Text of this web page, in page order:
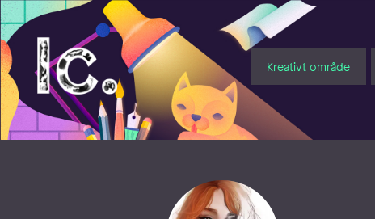
Illustratörcentrum
Kreativt område